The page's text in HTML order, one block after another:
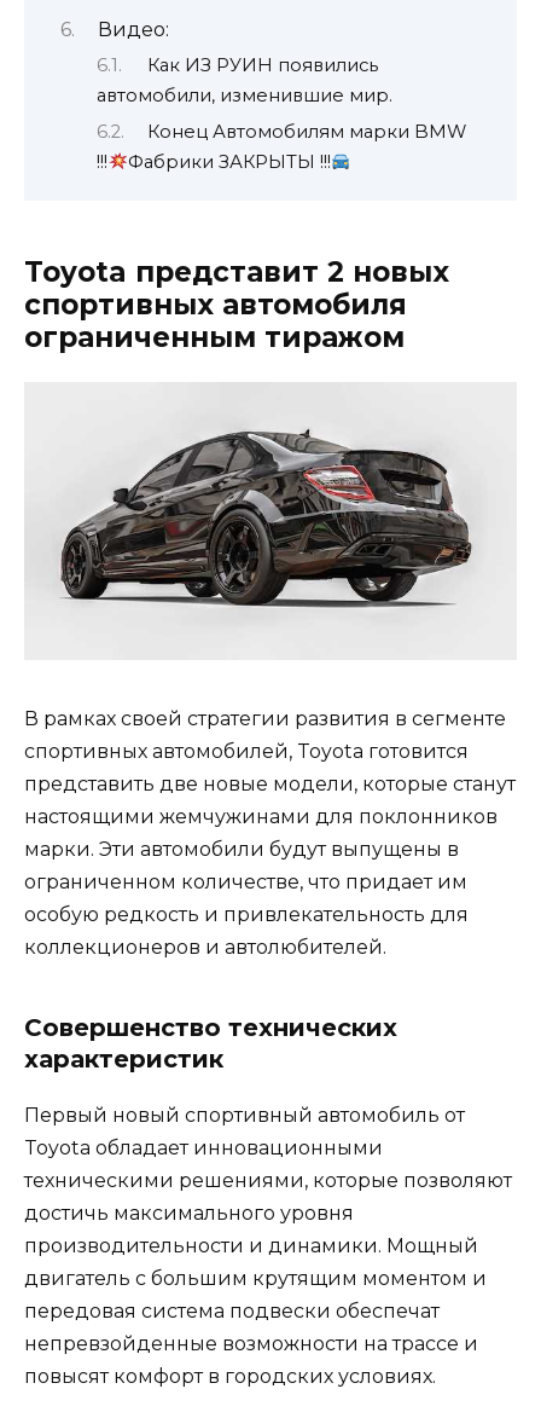
Видео:
Как ИЗ РУИН появились
автомобили, изменившие мир.
Конец Автомобилям марки BMW
!!!
Фабрики ЗАКРЫТЫ !!!
Toyota представит 2 новых
спортивных автомобиля
ограниченным тиражом
В рамках своей стратегии развития в сегменте
спортивных автомобилей, Toyota готовится
представить две новые модели, которые станут
настоящими жемчужинами для поклонников
марки. Эти автомобили будут выпущены в
ограниченном количестве, что придает им
особую редкость и привлекательность для
коллекционеров и автолюбителей.
Совершенство технических
характеристик
Первый новый спортивный автомобиль от
Toyota обладает инновационными
техническими решениями, которые позволяют
достичь максимального уровня
производительности и динамики. Мощный
двигатель с большим крутящим моментом и
передовая система подвески обеспечат
непревзойденные возможности на трассе и
повысят комфорт в городских условиях.